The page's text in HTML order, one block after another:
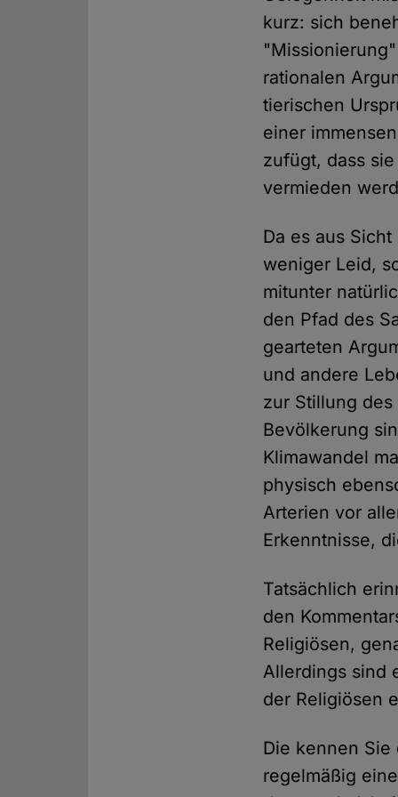
kurz: sich
rationalen
tierischen
einer
zufügt, dass
vermieden
Da es aus
weniger Leid,
mitunter
den Pfad des
gearteten
und andere
zur Stillung
Bevölkerung
Klimawandel
physisch
Arterien vor
Erkenntnisse,
Tatsächlich
den
Religiösen,
Allerdings sind
der Religiösen
Die kennen
regelmäßig